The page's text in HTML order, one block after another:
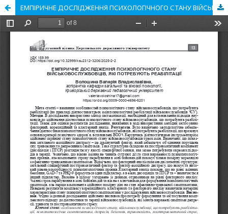
ЕМПІРИЧНЕ ДОСЛІДЖЕННЯ ПСИХОЛОГІЧНОГО СТАНУ ВІЙСЬКОВОСЛУЖБОВЦІВ, ЯКІ ПОТРЕБУЮТЬ РЕАБІЛІТАЦІЇ